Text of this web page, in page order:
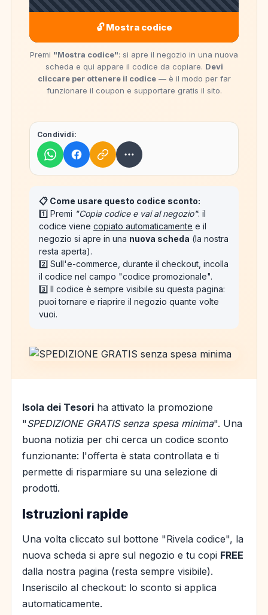
🔓 Mostra codice
Premi "Mostra codice": si apre il negozio in una nuova
scheda e qui appare il codice da copiare. Devi
cliccare per ottenere il codice— è il modo per far
funzionare il coupon e supportare gratis il sito.
Condividi:
📋 Come usare questo codice sconto:
1️⃣ Premi "Copia codice e vai al negozio": il
codice viene copiato automaticamente e il
negozio si apre in una nuova scheda (la nostra
resta aperta).
2️⃣ Sull'e-commerce, durante il checkout, incolla
il codice nel campo "codice promozionale".
3️⃣ Il codice è sempre visibile su questa pagina:
puoi tornare e riaprire il negozio quante volte
vuoi.
Isola dei Tesori ha attivato la promozione
"SPEDIZIONE GRATIS senza spesa minima". Una
buona notizia per chi cerca un codice sconto
funzionante: l'offerta è stata controllata e ti
permette di risparmiare su una selezione di
prodotti.
Istruzioni rapide
Una volta cliccato sul bottone "Rivela codice", la
nuova scheda si apre sul negozio e tu copi FREE
dalla nostra pagina (resta sempre visibile).
Inseriscilo al checkout: lo sconto si applica
automaticamente.